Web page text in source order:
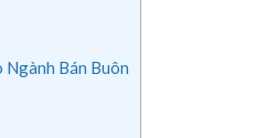
Bán Buôn